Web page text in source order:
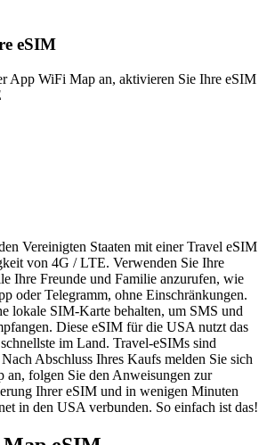
eSIM
App WiFi Map an, aktivieren Sie Ihre eSIM
Vereinigten Staaten mit einer Travel eSIM
von 4G / LTE. Verwenden Sie Ihre
Ihre Freunde und Familie anzurufen, wie
oder Telegramm, ohne Einschränkungen.
lokale SIM-Karte behalten, um SMS und
Diese eSIM für die USA nutzt das
im Land. Travel-eSIMs sind
Abschluss Ihres Kaufs melden Sie sich
folgen Sie den Anweisungen zur
Ihrer eSIM und in wenigen Minuten
in den USA verbunden. So einfach ist das!